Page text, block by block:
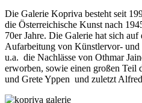
Die Galerie Kopriva besteht seit
die Österreichische Kunst nach
70er Jahre. Die Galerie hat sich
Aufarbeitung von Künstlervor- und
u.a. die Nachlässe von Othmar
erworben, sowie einen großen Teil
und Grete Yppen und zuletzt